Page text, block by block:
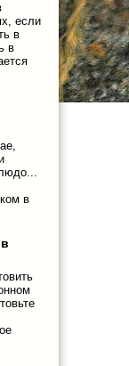
если
в
в
в